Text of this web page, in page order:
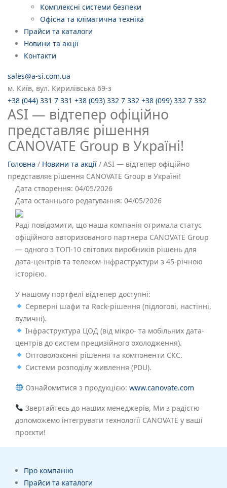
Комплексні системи безпеки
Офісна та кліматична техніка
Прайси та каталоги
Новини та акції
Контакти
sales@a-si.com.ua
м. Київ, вул. Кирилівська 69-з
+38 (044) 331 7 331 +38 (093) 332 7 332 +38 (099) 332 7 332
ASI — відтепер офіційно
представляє рішення
CANOVATE Group в Україні!
Головна / Новини та акції / ASI — відтепер офіційно
представляє рішення CANOVATE Group в Україні!
Дата створення: 04/05/2026
Дата останнього редагування: 04/05/2026
Раді повідомити, що наша компанія отримала статус
офіційного авторизованого партнера CANOVATE Group
— одного з ТОП-10 світових виробників рішень для
дата-центрів та телеком-інфраструктури з 45-річною
історією.
У нашому портфелі відтепер доступні:
Серверні шафи та Rack-рішення (підлогові, настінні,
вуличні).
Інфраструктура ЦОД (від мікро- та мобільних дата-
центрів до систем прецизійного охолодження).
Оптоволоконні рішення та компоненти СКС.
Системи розподілу живлення (PDU).
Ознайомитися з продукцією: www.canovate.com
Звертайтесь до наших менеджерів, Ми з радістю
допоможемо інтегрувати технології CANOVATE у ваші
проєкти!
Про компанію
Прайси та каталоги